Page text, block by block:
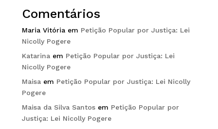
Comentários
Maria Vitóriaem Petição Popular por Justiça: Lei
Nicolly Pogere
Katarinaem Petição Popular por Justiça: Lei
Nicolly Pogere
Maisaem Petição Popular por Justiça: Lei Nicolly
Pogere
Maisa da Silva Santosem Petição Popular por
Justiça: Lei Nicolly Pogere